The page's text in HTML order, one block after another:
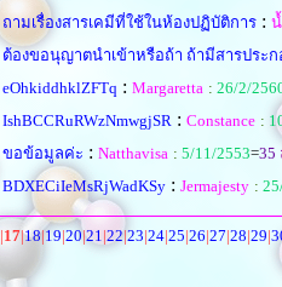
ถามเรื่องสารเคมีที่ใช้ในห้องปฏิบัติการ :
ต้องขอนุญาตนำเข้าหรือถ้า ถ้ามีสารประ
eOhkiddhklZFTq : Margaretta : 26/2/
IshBCCRuRWzNmwgjSR : Constance :
ขอข้อมูลค่ะ : Natthavisa : 5/11/2553=35
BDXECiIeMsRjWadKSy : Jermajesty :
|17|18|19|20|21|22|23|24|25|26|27|28|29|